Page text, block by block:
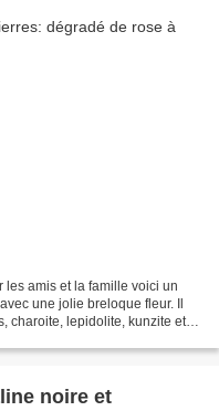
amis et la famille voici un
une jolie breloque fleur. Il
charoite, lepidolite, kunzite et
noire et